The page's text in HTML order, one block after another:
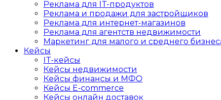
Реклама для IT-продуктов
Реклама и продажи для застройщиков
Реклама для интернет-магазинов
Реклама для агентств недвижимости
Маркетинг для малого и среднего
Кейсы
IT-кейсы
Кейсы недвижимости
Кейсы финансы и МФО
Кейсы E-commerce
Кейсы онлайн доставок